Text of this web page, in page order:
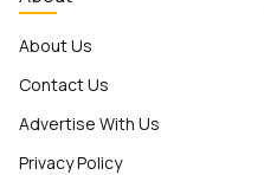
About Us
Contact Us
Advertise With Us
Privacy Policy